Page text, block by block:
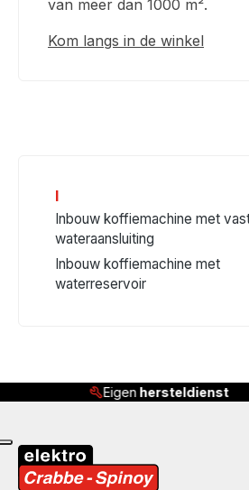
van meer dan 1000 m².
Kom langs in de winkel
I
Inbouw koffiemachine met
wateraansluiting
Inbouw koffiemachine met
waterreservoir
Eigen hersteldienst